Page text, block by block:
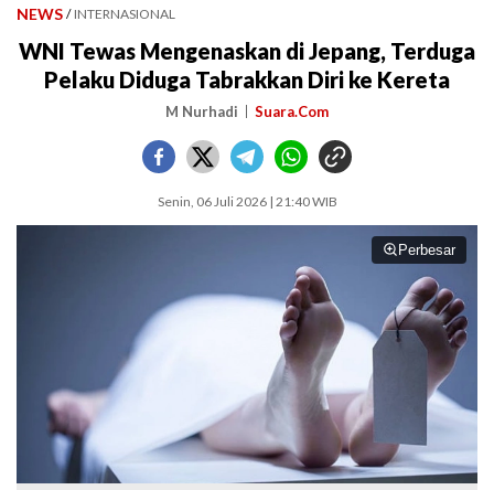
NEWS / INTERNASIONAL
WNI Tewas Mengenaskan di Jepang, Terduga
Pelaku Diduga Tabrakkan Diri ke Kereta
M Nurhadi Suara.Com
Senin, 06 Juli 2026 | 21:40 WIB
Perbesar